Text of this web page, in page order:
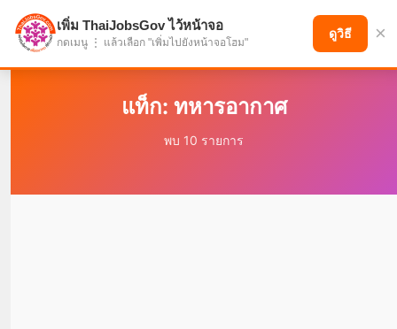
แบ่งปันโอกาส เพื่ออนาคตที่ก้าวหน้า
แท็ก: ทหารอากาศ
พบ 10 รายการ
เพิ่ม ThaiJobsGov ไว้หน้าจอ
กดเมนู ⋮ แล้วเลือก "เพิ่มไปยังหน้าจอโฮม"
ดูวิธี ×